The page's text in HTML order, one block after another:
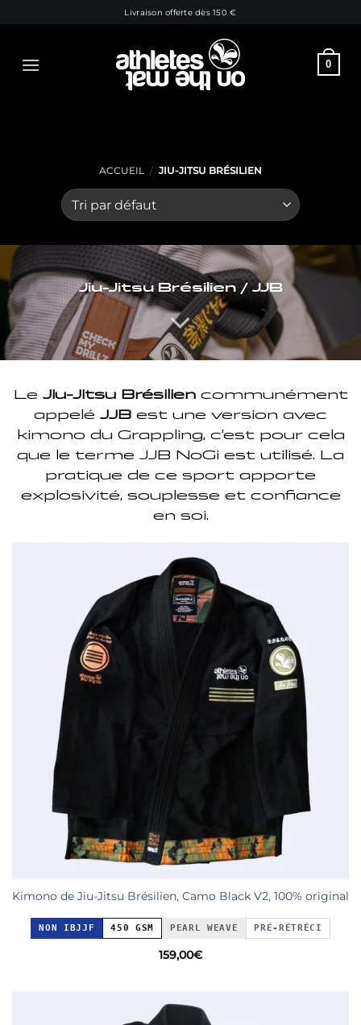
au
Livraison offerte dès 150 €
0
ACCUEIL / JIU-JITSU BRÉSILIEN
Jiu-Jitsu Brésilien / JJB
Le Jiu-Jitsu Brésiliencommunément
appelé JJB est une version avec
kimono du Grappling, c’est pour cela
que le terme JJB NoGi est utilisé. La
pratique de ce sport apporte
explosivité, souplesse et confiance
en soi.
Kimono de Jiu-Jitsu Brésilien, Camo Black V2, 100% original
NON IBJJF 450 GSM PEARL WEAVE PRÉ-RÉTRÉCI
159,00€